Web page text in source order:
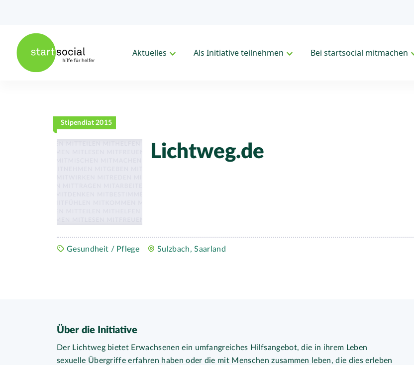
Aktuelles Als Initiative teilnehmen Bei startsocial mitmachen
Stipendiat 2015
Lichtweg.de
Gesundheit / Pflege Sulzbach, Saarland
Über die Initiative
Der Lichtweg bietet Erwachsenen ein umfangreiches Hilfsangebot, die in ihrem Leben
sexuelle Übergriffe erfahren haben oder die mit Menschen zusammen leben, die dies erleben